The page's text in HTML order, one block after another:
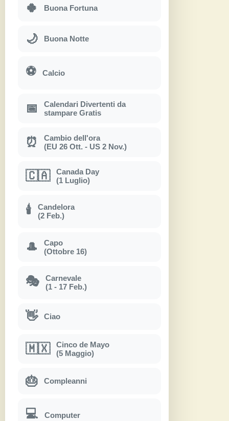
🍀 Buona Fortuna
🌙 Buona Notte
⚽ Calcio
📅
Calendari Divertenti da
stampare Gratis
⏰
Cambio dell'ora
(EU 26 Ott. - US 2 Nov.)
🇨🇦
Canada Day
(1 Luglio)
🕯
Candelora
(2 Feb.)
🎩
Capo
(Ottobre 16)
🎭
Carnevale
(1 - 17 Feb.)
👋 Ciao
🇲🇽
Cinco de Mayo
(5 Maggio)
🎂 Compleanni
💻 Computer